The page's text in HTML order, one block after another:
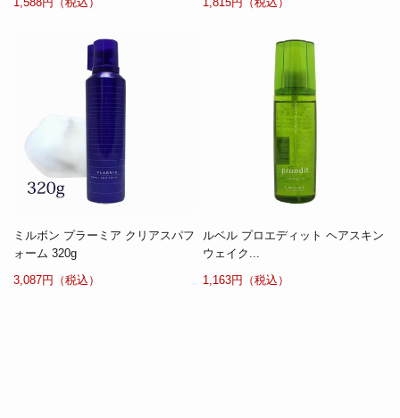
ミルボン プラーミア クリアスパフ
ォーム 320g
3,087円（税込）
ルベル プロエディット ヘアスキン
ウェイク...
1,163円（税込）